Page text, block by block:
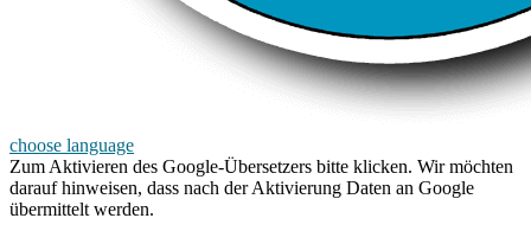
choose language
Zum Aktivieren des Google-Übersetzers bitte klicken. Wir möchten
darauf hinweisen, dass nach der Aktivierung Daten an Google
übermittelt werden.